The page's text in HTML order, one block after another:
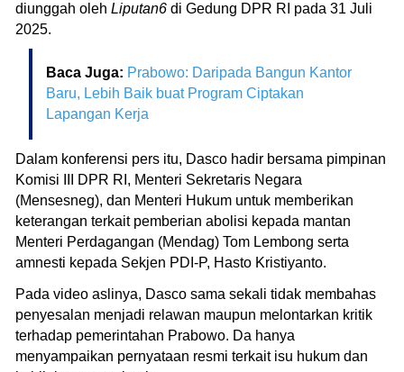
diunggah oleh Liputan6 di Gedung DPR RI pada 31 Juli
2025.
Baca Juga: Prabowo: Daripada Bangun Kantor
Baru, Lebih Baik buat Program Ciptakan
Lapangan Kerja
Dalam konferensi pers itu, Dasco hadir bersama pimpinan
Komisi III DPR RI, Menteri Sekretaris Negara
(Mensesneg), dan Menteri Hukum untuk memberikan
keterangan terkait pemberian abolisi kepada mantan
Menteri Perdagangan (Mendag) Tom Lembong serta
amnesti kepada Sekjen PDI-P, Hasto Kristiyanto.
Pada video aslinya, Dasco sama sekali tidak membahas
penyesalan menjadi relawan maupun melontarkan kritik
terhadap pemerintahan Prabowo. Da hanya
menyampaikan pernyataan resmi terkait isu hukum dan